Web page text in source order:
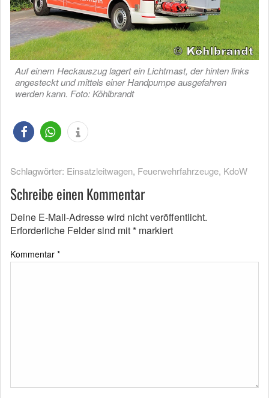
Auf einem Heckauszug lagert ein Lichtmast, der hinten links
angesteckt und mittels einer Handpumpe ausgefahren
werden kann. Foto: Köhlbrandt
Schlagwörter: Einsatzleitwagen, Feuerwehrfahrzeuge, KdoW
Schreibe einen Kommentar
Deine E-Mail-Adresse wird nicht veröffentlicht.
Erforderliche Felder sind mit* markiert
Kommentar *